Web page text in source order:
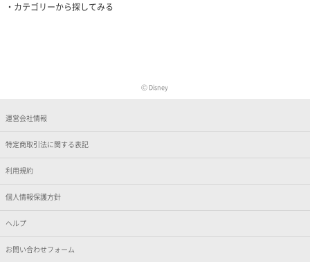
カテゴリーから探してみる
Ⓒ Disney
運営会社情報
特定商取引法に関する表記
利用規約
個人情報保護方針
ヘルプ
お問い合わせフォーム